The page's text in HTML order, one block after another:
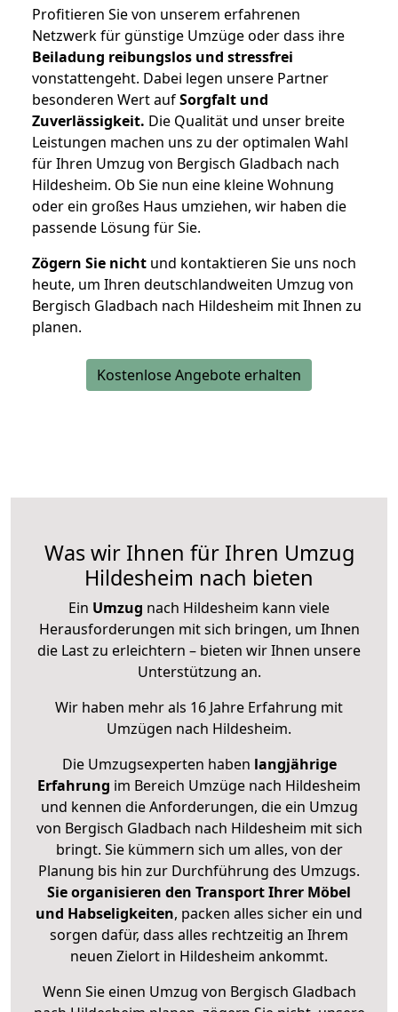
Profitieren Sie von unserem erfahrenen
Netzwerk für günstige Umzüge oder dass ihre
Beiladung reibungslos und stressfrei
vonstattengeht. Dabei legen unsere Partner
besonderen Wert aufSorgfalt und
Zuverlässigkeit. Die Qualität und unser breite
Leistungen machen uns zu der optimalen Wahl
für Ihren Umzug von Bergisch Gladbach nach
Hildesheim. Ob Sie nun eine kleine Wohnung
oder ein großes Haus umziehen, wir haben die
passende Lösung für Sie.
Zögern Sie nicht und kontaktieren Sie uns noch
heute, um Ihren deutschlandweiten Umzug von
Bergisch Gladbach nach Hildesheim mit Ihnen zu
planen.
Kostenlose Angebote erhalten
Was wir Ihnen für Ihren Umzug
Hildesheim nach bieten
Ein Umzug nach Hildesheim kann viele
Herausforderungen mit sich bringen, um Ihnen
die Last zu erleichtern – bieten wir Ihnen unsere
Unterstützung an.
Wir haben mehr als 16 Jahre Erfahrung mit
Umzügen nach Hildesheim.
Die Umzugsexperten haben langjährige
Erfahrung im Bereich Umzüge nach Hildesheim
und kennen die Anforderungen, die ein Umzug
von Bergisch Gladbach nach Hildesheim mit sich
bringt. Sie kümmern sich um alles, von der
Planung bis hin zur Durchführung des Umzugs.
Sie organisieren den Transport Ihrer Möbel
und Habseligkeiten, packen alles sicher ein und
sorgen dafür, dass alles rechtzeitig an Ihrem
neuen Zielort in Hildesheim ankommt.
Wenn Sie einen Umzug von Bergisch Gladbach